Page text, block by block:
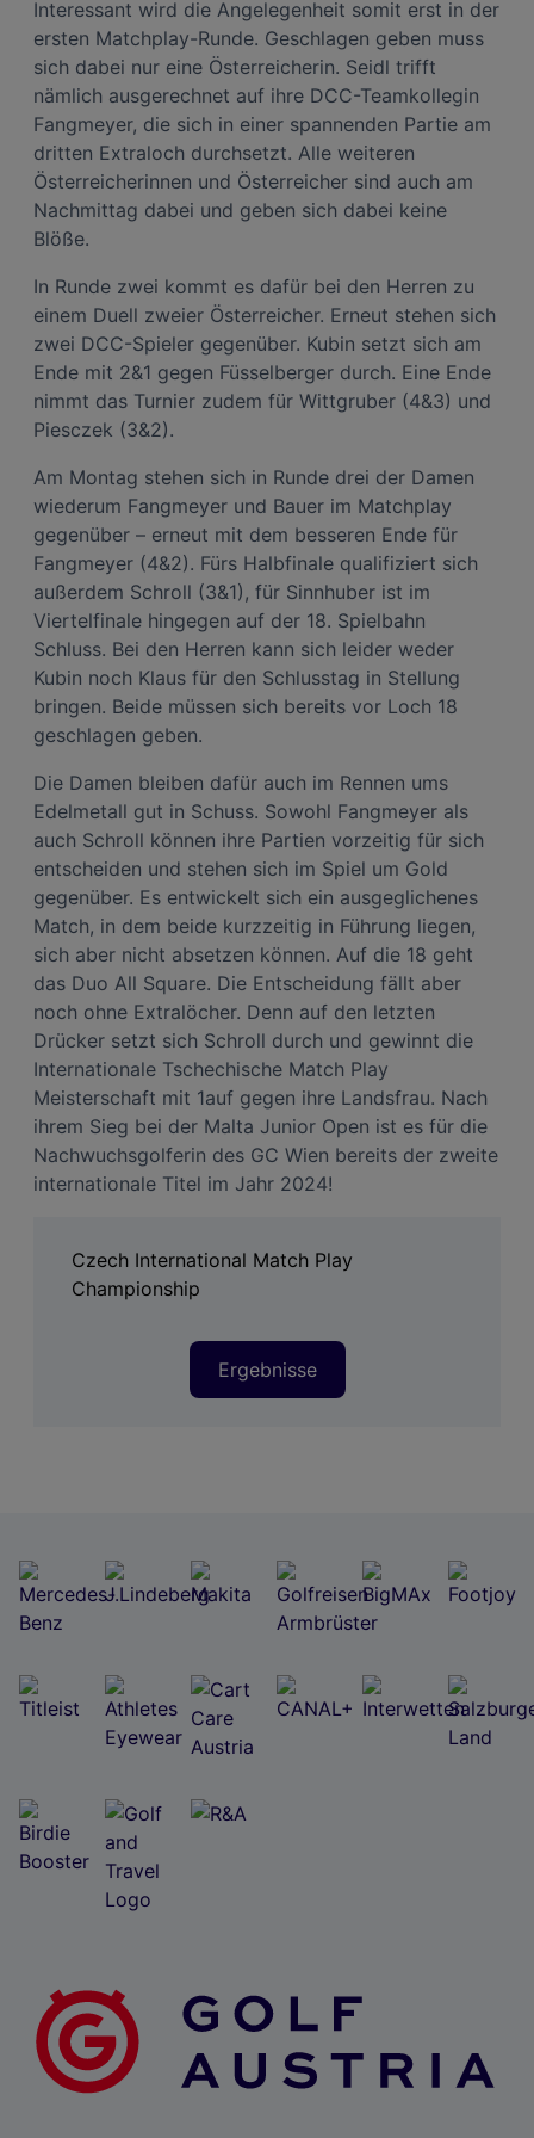
Interessant wird die Angelegenheit somit erst in der
ersten Matchplay-Runde. Geschlagen geben muss
sich dabei nur eine Österreicherin. Seidl trifft
nämlich ausgerechnet auf ihre DCC-Teamkollegin
Fangmeyer, die sich in einer spannenden Partie am
dritten Extraloch durchsetzt. Alle weiteren
Österreicherinnen und Österreicher sind auch am
Nachmittag dabei und geben sich dabei keine
Blöße.
In Runde zwei kommt es dafür bei den Herren zu
einem Duell zweier Österreicher. Erneut stehen sich
zwei DCC-Spieler gegenüber. Kubin setzt sich am
Ende mit 2&1 gegen Füsselberger durch. Eine Ende
nimmt das Turnier zudem für Wittgruber (4&3) und
Piesczek (3&2).
Am Montag stehen sich in Runde drei der Damen
wiederum Fangmeyer und Bauer im Matchplay
gegenüber – erneut mit dem besseren Ende für
Fangmeyer (4&2). Fürs Halbfinale qualifiziert sich
außerdem Schroll (3&1), für Sinnhuber ist im
Viertelfinale hingegen auf der 18. Spielbahn
Schluss. Bei den Herren kann sich leider weder
Kubin noch Klaus für den Schlusstag in Stellung
bringen. Beide müssen sich bereits vor Loch 18
geschlagen geben.
Die Damen bleiben dafür auch im Rennen ums
Edelmetall gut in Schuss. Sowohl Fangmeyer als
auch Schroll können ihre Partien vorzeitig für sich
entscheiden und stehen sich im Spiel um Gold
gegenüber. Es entwickelt sich ein ausgeglichenes
Match, in dem beide kurzzeitig in Führung liegen,
sich aber nicht absetzen können. Auf die 18 geht
das Duo All Square. Die Entscheidung fällt aber
noch ohne Extralöcher. Denn auf den letzten
Drücker setzt sich Schroll durch und gewinnt die
Internationale Tschechische Match Play
Meisterschaft mit 1auf gegen ihre Landsfrau. Nach
ihrem Sieg bei der Malta Junior Open ist es für die
Nachwuchsgolferin des GC Wien bereits der zweite
internationale Titel im Jahr 2024!
Czech International Match Play
Championship
Ergebnisse